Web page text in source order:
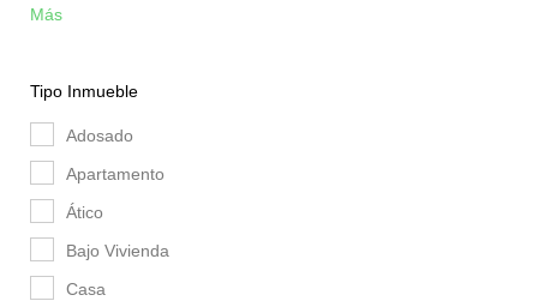
Más
Tipo Inmueble
Adosado
Apartamento
Ático
Bajo Vivienda
Casa